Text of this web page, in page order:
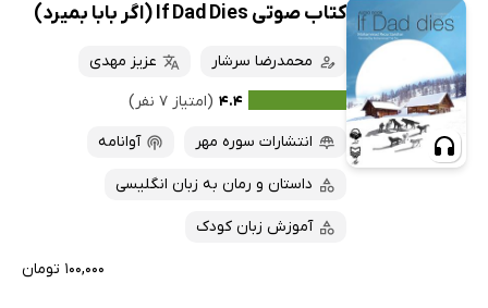
کتاب صوتی If Dad Dies (اگر بابا بمیرد)
محمدرضا سرشار
عزیز مهدی
۴.۴ (امتیاز ۷ نفر)
انتشارات سوره مهر
آوانامه
داستان و رمان به زبان انگلیسی
آموزش زبان کودک
۱۰۰,۰۰۰ تومان